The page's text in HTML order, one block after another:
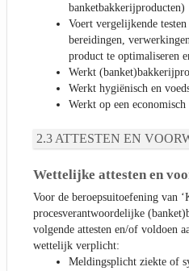
banketbakkerijproducten)
Voert vergelijkende
bereidingen,
product te optimaliseren
Werkt
Werkt hygiënisch en
Werkt op een
ATTESTEN EN
Wettelijke attesten en
Voor de beroepsuitoefening van
procesverantwoordelijke
volgende attesten en/of voldoen
wettelijk verplicht:
Meldingsplicht ziekte of